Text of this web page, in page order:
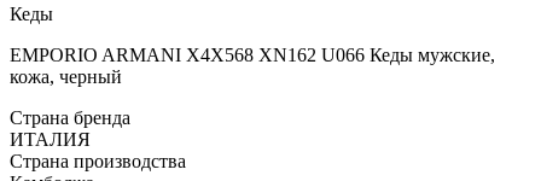
Кеды
EMPORIO ARMANI X4X568 XN162 U066 Кеды мужские,
кожа, черный
Страна бренда
ИТАЛИЯ
Страна производства